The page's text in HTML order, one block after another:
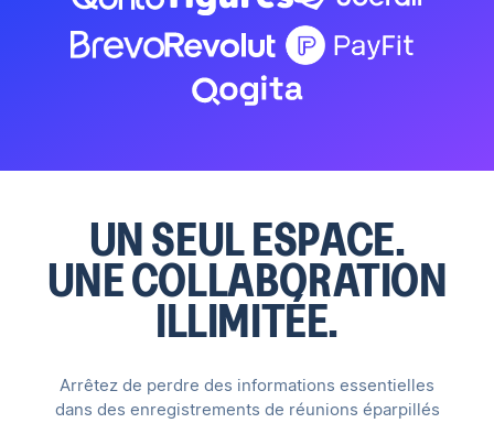
UN SEUL ESPACE.
UNE COLLABORATION
ILLIMITÉE.
Arrêtez de perdre des informations essentielles
dans des enregistrements de réunions éparpillés